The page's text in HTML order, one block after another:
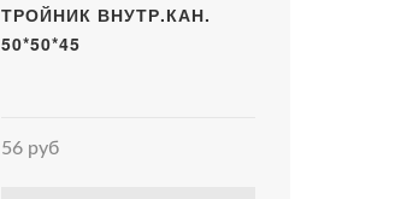
ТРОЙНИК ВНУТР.КАН.
50*50*45
56 руб